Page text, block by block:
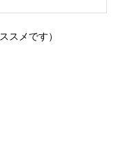
スメです）